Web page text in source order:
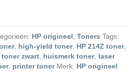
HP origineel, Toners Tags:
, high-yield toner, HP 214Z toner,
toner zwart, huismerk toner, laser
, printer toner Merk: HP origineel